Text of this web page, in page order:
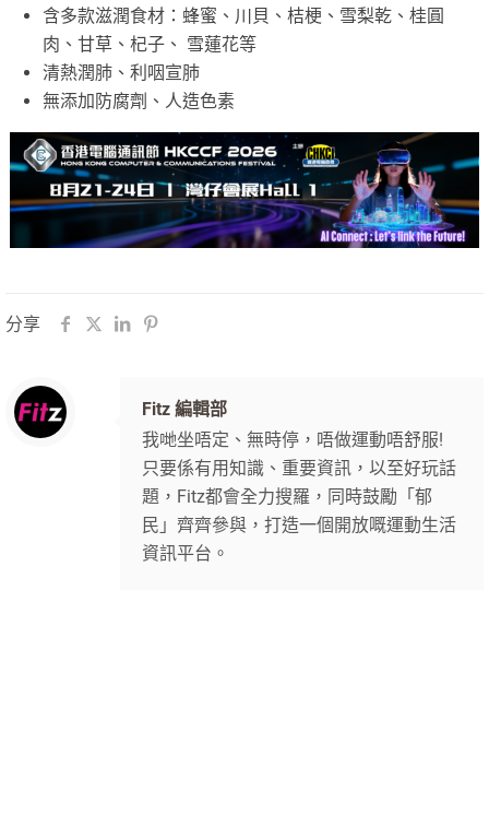
含多款滋潤食材：蜂蜜、川貝、桔梗、雪梨乾、桂圓
肉、甘草、杞子、 雪蓮花等
清熱潤肺、利咽宣肺
無添加防腐劑、人造色素
分享
Fitz 編輯部
我哋坐唔定、無時停，唔做運動唔舒服!
只要係有用知識、重要資訊，以至好玩話
題，Fitz都會全力搜羅，同時鼓勵「郁
民」齊齊參與，打造一個開放嘅運動生活
資訊平台。